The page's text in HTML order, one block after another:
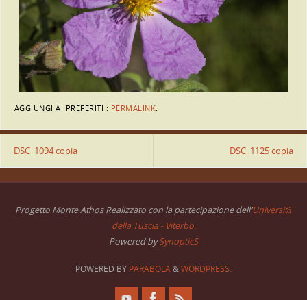
AGGIUNGI AI PREFERITI : PERMALINK.
DSC_1094 copia DSC_1125 copia
Progetto Monte Athos Realizzato con la partecipazione dell'Università
della Tuscia - Viterbo.
Powered bySynopticS
POWERED BY PARABOLA&WORDPRESS.